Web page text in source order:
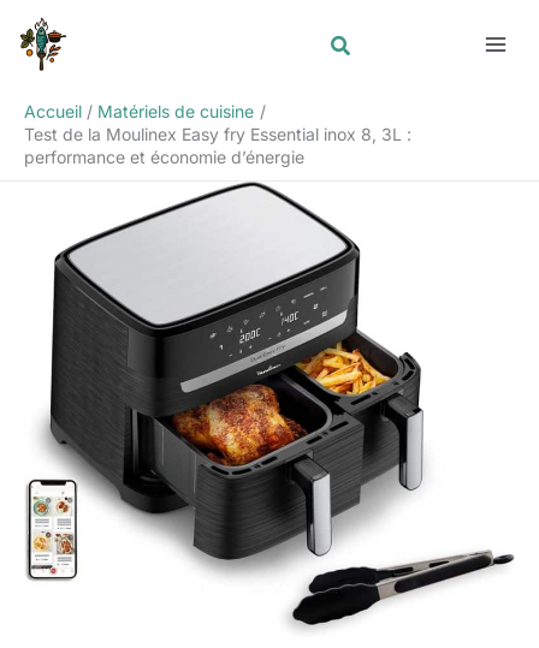
contenu
Accueil
Matériels de cuisine
Test de la Moulinex Easy fry Essential inox 8, 3L :
performance et économie d’énergie
Rechercher